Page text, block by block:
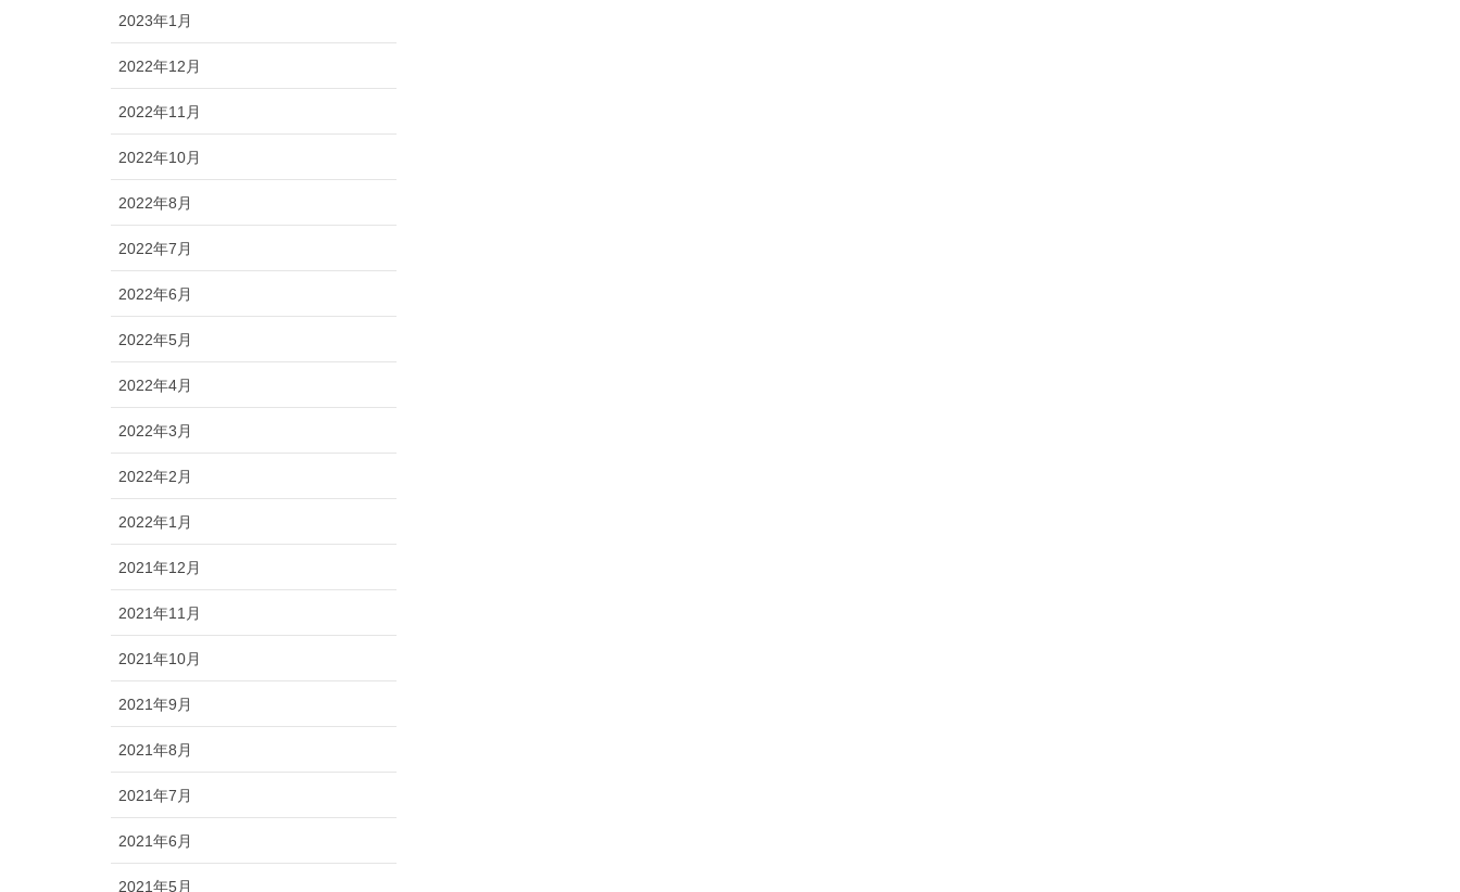
2023年1月
2022年12月
2022年11月
2022年10月
2022年8月
2022年7月
2022年6月
2022年5月
2022年4月
2022年3月
2022年2月
2022年1月
2021年12月
2021年11月
2021年10月
2021年9月
2021年8月
2021年7月
2021年6月
2021年5月